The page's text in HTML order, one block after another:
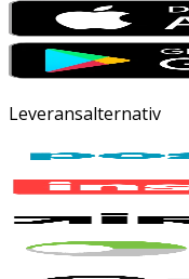
Leveransalternativ